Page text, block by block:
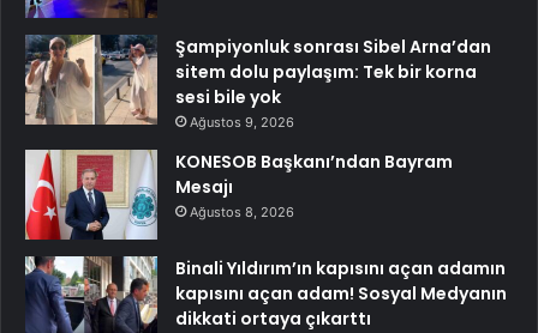
Şampiyonluk sonrası Sibel Arna’dan
sitem dolu paylaşım: Tek bir korna
sesi bile yok
Ağustos 9, 2026
KONESOB Başkanı’ndan Bayram
Mesajı
Ağustos 8, 2026
Binali Yıldırım’ın kapısını açan adamın
kapısını açan adam! Sosyal Medyanın
dikkati ortaya çıkarttı